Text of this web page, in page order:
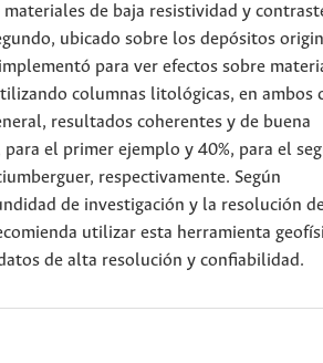
de baja resistividad y
ubicado sobre los depósitos
para ver efectos sobre
columnas litológicas, en ambos
resultados coherentes y de buena
el primer ejemplo y 40%, para el
respectivamente. Según
de investigación y la resolución
utilizar esta herramienta
de alta resolución y confiabilidad.